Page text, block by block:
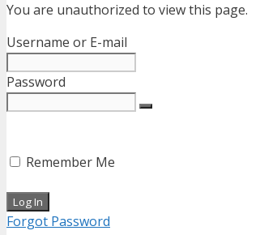
You are unauthorized to view this page.
Username or E-mail
Password
Remember Me
Forgot Password